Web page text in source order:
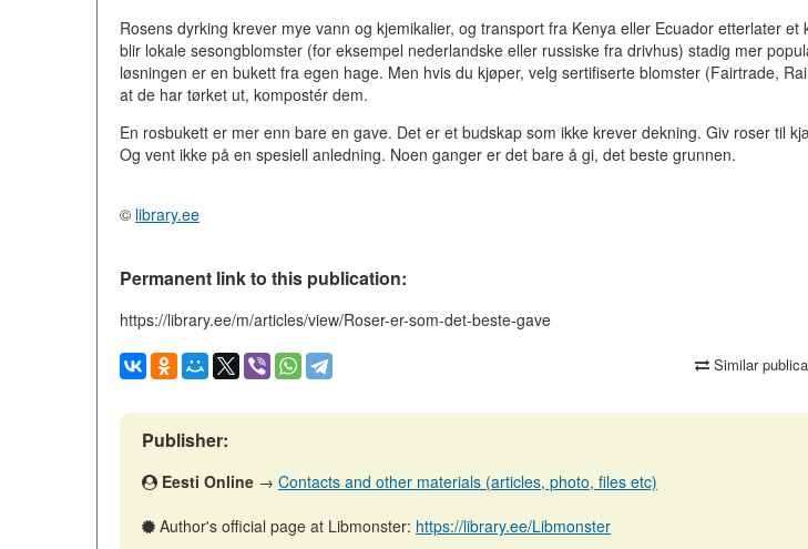
Rosens dyrking krever mye vann og kjemikalier, og transport fra Kenya eller Ecuador etterlater et
blir lokale sesongblomster (for eksempel nederlandske eller russiske fra drivhus) stadig mer
løsningen er en bukett fra egen hage. Men hvis du kjøper, velg sertifiserte blomster (Fairtrade,
at de har tørket ut, kompostér dem.
En rosbukett er mer enn bare en gave. Det er et budskap som ikke krever dekning. Giv roser til
Og vent ikke på en spesiell anledning. Noen ganger er det bare å gi, det beste grunnen.
© library.ee
Permanent link to this publication:
https://library.ee/m/articles/view/Roser-er-som-det-beste-gave
Similar
Publisher:
Eesti Online → Contacts and other materials (articles, photo, files etc)
Author's official page at Libmonster: https://library.ee/Libmonster